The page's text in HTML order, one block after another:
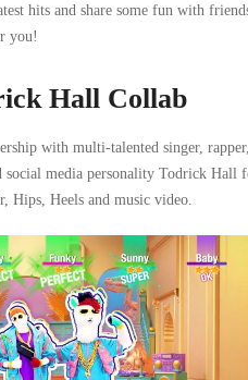
hits and share some fun with
you!
Hall Collab
with multi-talented singer,
social media personality Todrick Hall
Hips, Heels and music video.